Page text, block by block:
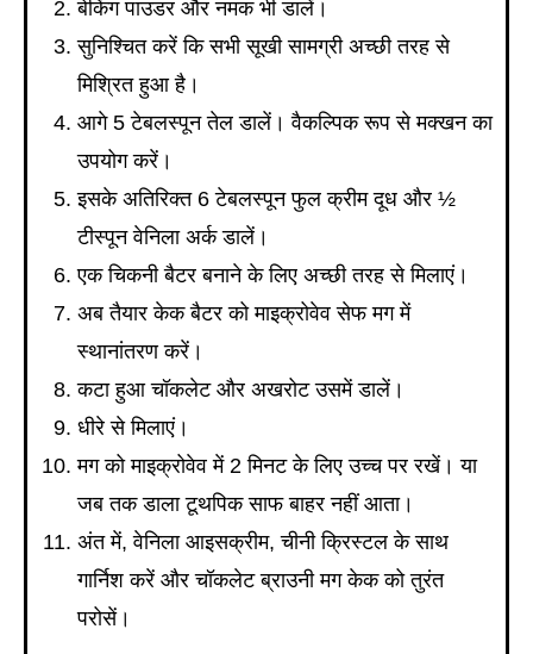
बेकिंग पाउडर और नमक भी डालें।
सुनिश्चित करें कि सभी सूखी सामग्री अच्छी तरह से
मिश्रित हुआ है।
आगे 5 टेबलस्पून तेल डालें। वैकल्पिक रूप से मक्खन का
उपयोग करें।
इसके अतिरिक्त 6 टेबलस्पून फुल क्रीम दूध और ½
टीस्पून वेनिला अर्क डालें।
एक चिकनी बैटर बनाने के लिए अच्छी तरह से मिलाएं।
अब तैयार केक बैटर को माइक्रोवेव सेफ मग में
स्थानांतरण करें।
कटा हुआ चॉकलेट और अखरोट उसमें डालें।
धीरे से मिलाएं।
मग को माइक्रोवेव में 2 मिनट के लिए उच्च पर रखें। या
जब तक डाला टूथपिक साफ बाहर नहीं आता।
अंत में, वेनिला आइसक्रीम, चीनी क्रिस्टल के साथ
गार्निश करें और चॉकलेट ब्राउनी मग केक को तुरंत
परोसें।